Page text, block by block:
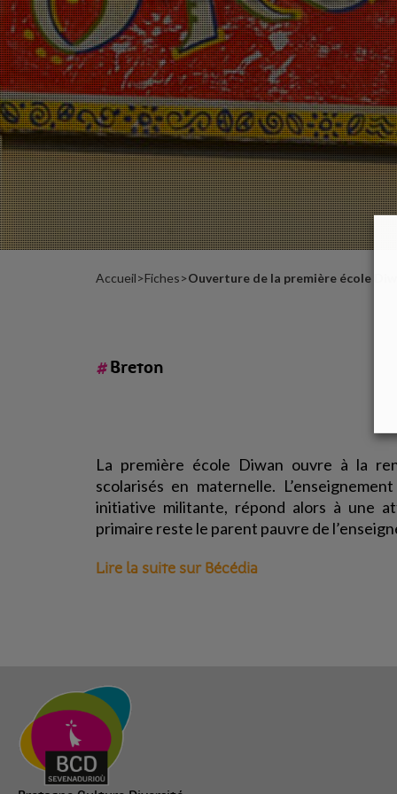
clés
Nos
Nos
Accueil>Fiches>Ouverture de la première école
#Breton
La première école Diwan ouvre à la
scolarisés en maternelle.
initiative militante, répond alors à une
primaire reste le parent pauvre de
Lire la suite sur Bécédia